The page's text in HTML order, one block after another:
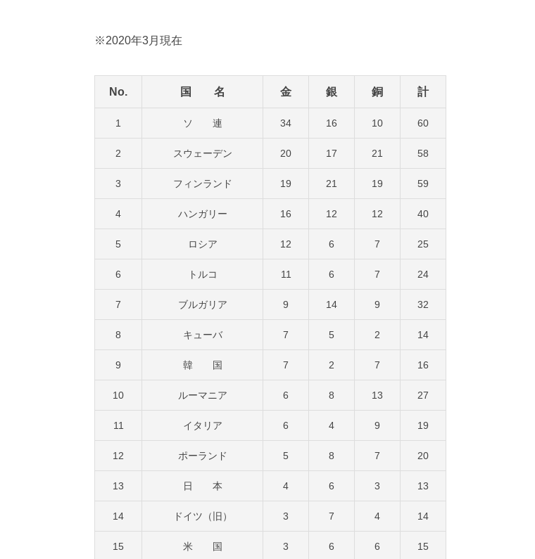
※2020年3月現在
No. 国 名 金 銀 銅 計
1 ソ 連 34 16 10 60
2 スウェーデン 20 17 21 58
3 フィンランド 19 21 19 59
4 ハンガリー 16 12 12 40
5 ロシア 12 6 7 25
6 トルコ 11 6 7 24
7 ブルガリア 9 14 9 32
8 キューバ 7 5 2 14
9 韓 国 7 2 7 16
10 ルーマニア 6 8 13 27
11 イタリア 6 4 9 19
12 ポーランド 5 8 7 20
13 日 本 4 6 3 13
14 ドイツ（旧） 3 7 4 14
15 米 国 3 6 6 15